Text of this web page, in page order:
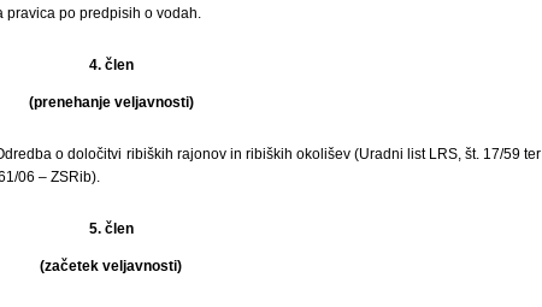
po predpisih o vodah.
4. člen
(prenehanje veljavnosti)
o določitvi ribiških rajonov in ribiških okolišev (Uradni list LRS, št. 17/59 ter
06 – ZSRib).
5. člen
(začetek veljavnosti)